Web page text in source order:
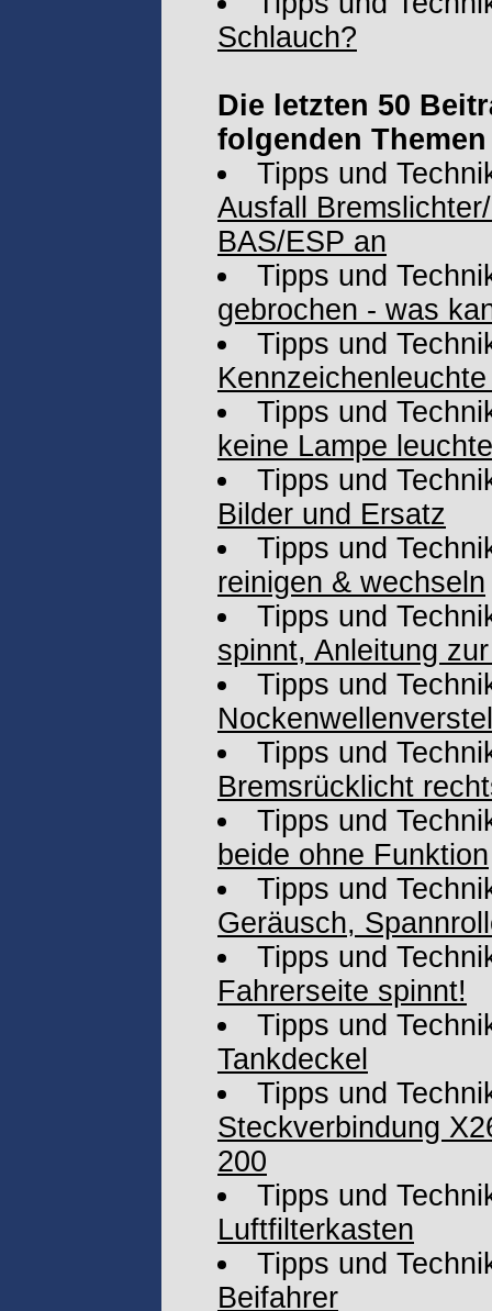
Schlauch?
Die letzten 50
folgenden
Tipps und
Ausfall
BAS/ESP an
Tipps und
gebrochen - was
Tipps und
Tipps und
keine Lampe
Tipps und
Bilder und Ersatz
Tipps und
reinigen & wechseln
Tipps und
spinnt, Anleitung
Tipps und
Tipps und
Bremsrücklicht
Tipps und
beide ohne Funktion
Tipps und
Geräusch,
Tipps und
Fahrerseite spinnt!
Tipps und
Tankdeckel
Tipps und
Steckverbindung
200
Tipps und
Luftfilterkasten
Tipps und
Beifahrer